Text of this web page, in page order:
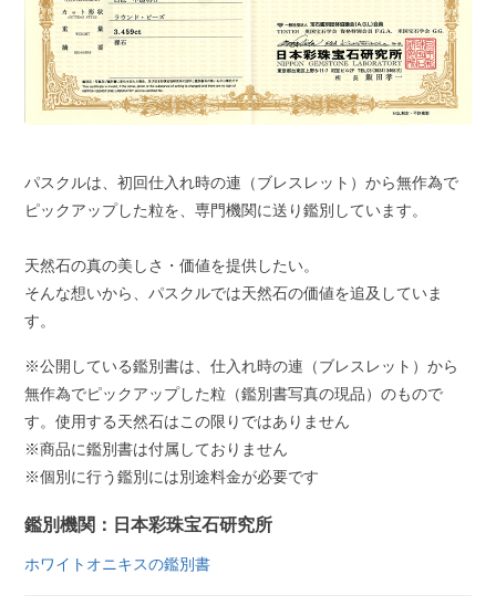
パスクルは、初回仕入れ時の連（ブレスレット）から無作為で
ピックアップした粒を、専門機関に送り鑑別しています。
天然石の真の美しさ・価値を提供したい。
そんな想いから、パスクルでは天然石の価値を追及していま
す。
※公開している鑑別書は、仕入れ時の連（ブレスレット）から
無作為でピックアップした粒（鑑別書写真の現品）のもので
す。使用する天然石はこの限りではありません
※商品に鑑別書は付属しておりません
※個別に行う鑑別には別途料金が必要です
鑑別機関：日本彩珠宝石研究所
ホワイトオニキスの鑑別書